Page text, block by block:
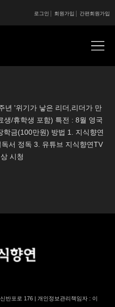
간편회원가입
회원가입
로그인
반포로 176 | 개인정보관리책임자 : 이